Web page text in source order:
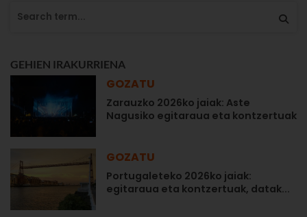
GEHIEN IRAKURRIENA
GOZATU
Zarauzko 2026ko jaiak: Aste
Nagusiko egitaraua eta kontzertuak
GOZATU
Portugaleteko 2026ko jaiak:
egitaraua eta kontzertuak, datak...